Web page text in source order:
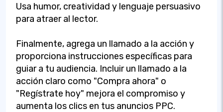
Usa humor, creatividad y lenguaje persuasivo
para atraer al lector.
Finalmente, agrega un llamado a la acción y
proporciona instrucciones específicas para
guiar a tu audiencia. Incluir un llamado a la
acción claro como "Compra ahora" o
"Regístrate hoy" mejora el compromiso y
aumenta los clics en tus anuncios PPC.